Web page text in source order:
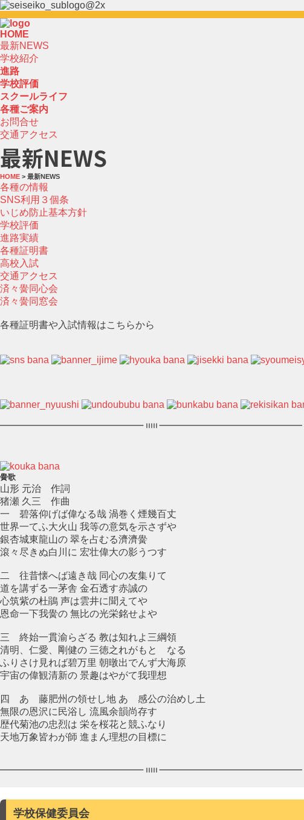
HOME
最新NEWS
学校紹介
進路
学校評価
スクールライフ
各種ご案内
お問合せ
交通アクセス
最新NEWS
HOME > 最新NEWS
各種の情報
SNS利用３個条
いじめ防止基本方針
学校評価
進路実績
各種証明書
高校入試
交通アクセス
済々黌同心会
済々黌同窓会
各種証明書や入試情報はこちらから
黌歌
山形 元治 作詞
猪瀬 久三 作曲
一 碧落仰げば偉なる哉 渦巻く煙幾百丈
世界一てふ大火山 我等の意気を示さずや
銀杏城東龍山の 翠を占むる濟濟黌
滾々尽きぬ白川に 宏壮偉大の影うつす
二 往昔懐へば遠き哉 同心の友集りて
道を講ずる一茅舎 金石透す赤誠の
心筑紫の杜鵑 声は雲井に聞えてや
恩命一下我黌の 無比の光栄銘せよや
三 終始一貫渝らざる 教は知れよ三綱領
清明、仁愛、剛健の 三徳之れがもとゝなる
ふりさけ見れば碧万里 朝暾出でんず大海原
宇宙の偉観清新の 景趣はやがて我理想
四 あゝ藤肥州の領せし地 あゝ感公の治めし土
無限の恩沢に民浴し 流風余韻尚存す
歴代菊池の忠烈は 栄を桜花と競ふなり
天地万象皆わが師 進まん理想の目標に
学校保健委員会